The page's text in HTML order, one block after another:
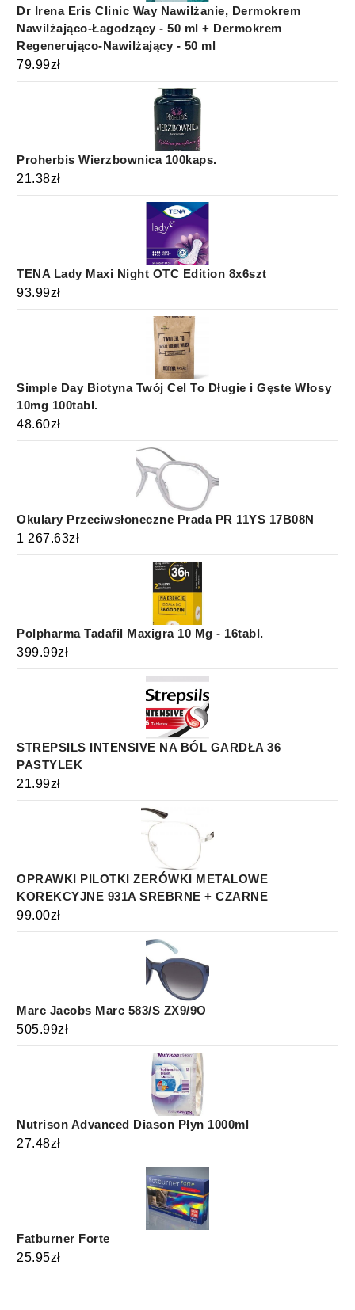
Dr Irena Eris Clinic Way Nawilżanie, Dermokrem
Nawilżająco-Łagodzący - 50 ml + Dermokrem
Regenerująco-Nawilżający - 50 ml
79.99zł
Proherbis Wierzbownica 100kaps.
21.38zł
TENA Lady Maxi Night OTC Edition 8x6szt
93.99zł
Simple Day Biotyna Twój Cel To Długie i Gęste Włosy
10mg 100tabl.
48.60zł
Okulary Przeciwsłoneczne Prada PR 11YS 17B08N
1 267.63zł
Polpharma Tadafil Maxigra 10 Mg - 16tabl.
399.99zł
STREPSILS INTENSIVE NA BÓL GARDŁA 36
PASTYLEK
21.99zł
OPRAWKI PILOTKI ZERÓWKI METALOWE
KOREKCYJNE 931A SREBRNE + CZARNE
99.00zł
Marc Jacobs Marc 583/S ZX9/9O
505.99zł
Nutrison Advanced Diason Płyn 1000ml
27.48zł
Fatburner Forte
25.95zł